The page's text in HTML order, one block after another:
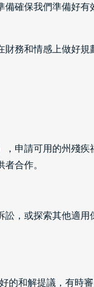
確保我們準備好
務和情感上做好規
申請可用的州殘
合作。
，或探索其他適
的和解提議，有時